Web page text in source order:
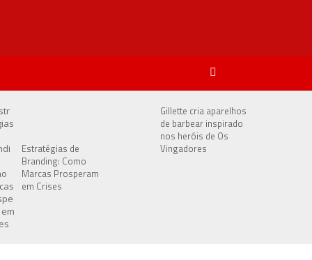
Estratégias de
Branding: Como
Marcas Prosperam
em Crises
Gillette cria aparelhos
de barbear inspirado
nos heróis de Os
Vingadores